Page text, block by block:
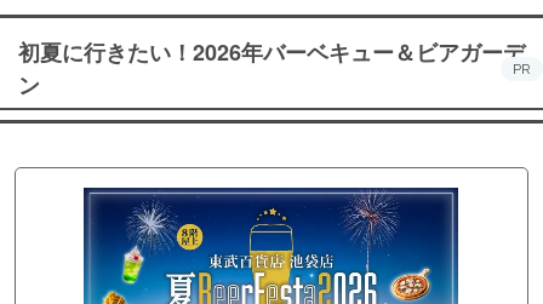
初夏に行きたい！2026年バーベキュー＆ビアガーデ
ン
PR